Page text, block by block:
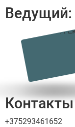
Ведущий:
Контакты
+375293461652